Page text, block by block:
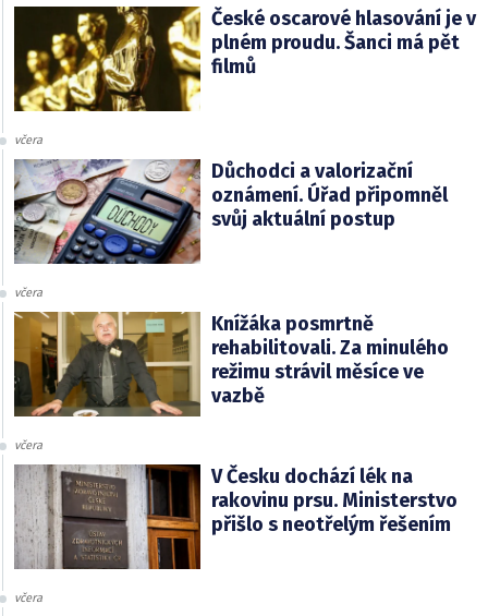
České oscarové hlasování je v
plném proudu. Šanci má pět
filmů
včera
Důchodci a valorizační
oznámení. Úřad připomněl
svůj aktuální postup
včera
Knížáka posmrtně
rehabilitovali. Za minulého
režimu strávil měsíce ve
vazbě
včera
V Česku dochází lék na
rakovinu prsu. Ministerstvo
přišlo s neotřelým řešením
včera